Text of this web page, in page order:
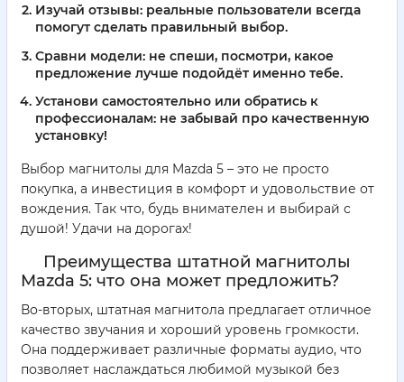
Изучай отзывы: реальные пользователи всегда
помогут сделать правильный выбор.
Сравни модели: не спеши, посмотри, какое
предложение лучше подойдёт именно тебе.
Установи самостоятельно или обратись к
профессионалам: не забывай про качественную
установку!
Выбор магнитолы для Mazda 5 – это не просто
покупка, а инвестиция в комфорт и удовольствие от
вождения. Так что, будь внимателен и выбирай с
душой! Удачи на дорогах!
Преимущества штатной магнитолы
Mazda 5: что она может предложить?
Во-вторых, штатная магнитола предлагает отличное
качество звучания и хороший уровень громкости.
Она поддерживает различные форматы аудио, что
позволяет наслаждаться любимой музыкой без